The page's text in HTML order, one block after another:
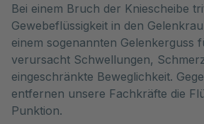
Bei einem Bruch der Kniescheibe
Gewebeflüssigkeit in den
einem sogenannten Gelenkerguss
verursacht Schwellungen,
eingeschränkte Beweglichkeit.
entfernen unsere Fachkräfte die
Punktion.